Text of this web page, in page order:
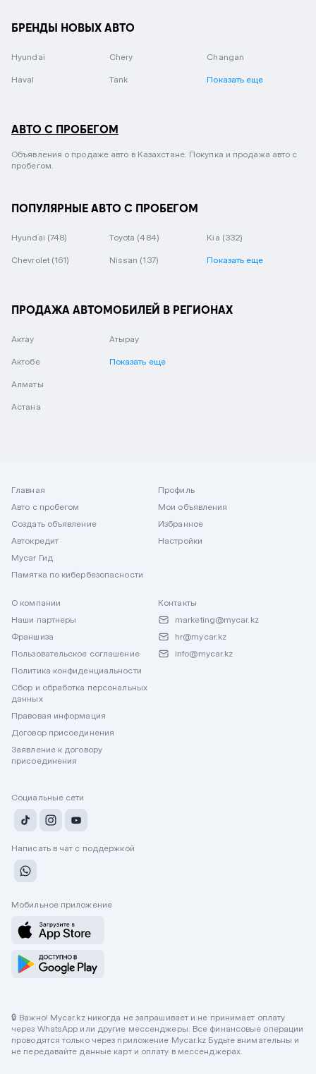
БРЕНДЫ НОВЫХ АВТО
Hyundai Chery Changan
Haval Tank Показать еще
АВТО С ПРОБЕГОМ
Объявления о продаже авто в Казахстане. Покупка и продажа авто с
пробегом.
ПОПУЛЯРНЫЕ АВТО С ПРОБЕГОМ
Hyundai (748) Toyota (484) Kia (332)
Chevrolet (161) Nissan (137) Показать еще
ПРОДАЖА АВТОМОБИЛЕЙ В РЕГИОНАХ
Актау
Актобе
Алматы
Астана
Атырау
Показать еще
Главная
Авто с пробегом
Создать объявление
Автокредит
Mycar Гид
Памятка по кибербезопасности
Профиль
Мои объявления
Избранное
Настройки
О компании
Наши партнеры
Франшиза
Пользовательское соглашение
Политика конфиденциальности
Сбор и обработка персональных
данных
Правовая информация
Договор присоединения
Заявление к договору
присоединения
Контакты
marketing@mycar.kz
hr@mycar.kz
info@mycar.kz
Социальные сети
Написать в чат с поддержкой
Мобильное приложение
🔒 Важно! Mycar.kz никогда не запрашивает и не принимает оплату
через WhatsApp или другие мессенджеры. Все финансовые операции
проводятся только через приложение Mycar.kz Будьте внимательны и
не передавайте данные карт и оплату в мессенджерах.